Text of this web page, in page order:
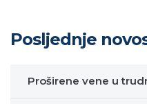
Posljednje
Proširene vene u